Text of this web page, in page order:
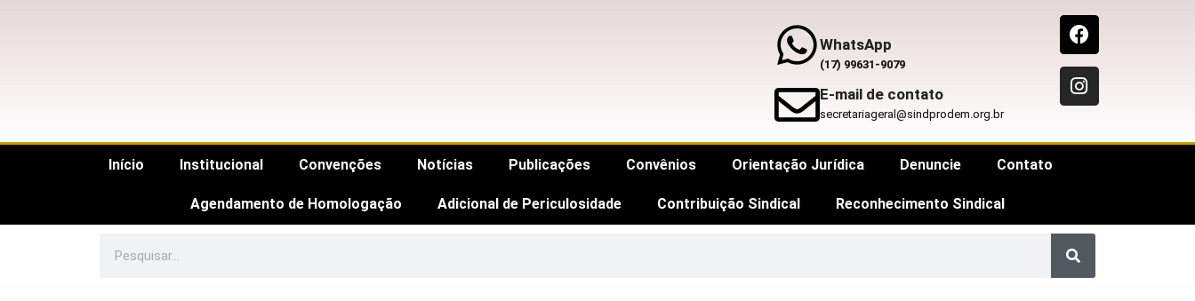
WhatsApp
(17) 99631-9079
E-mail de contato
secretariageral@sindprodem.org.br
Início Institucional Convenções Notícias Publicações Convênios Orientação Jurídica Denuncie Contato
Agendamento de Homologação Adicional de Periculosidade Contribuição Sindical Reconhecimento Sindical